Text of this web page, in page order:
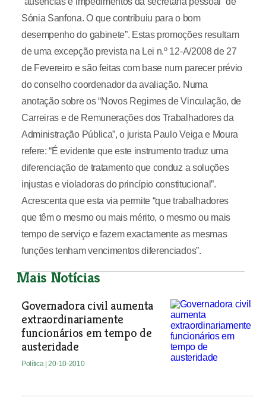
Sónia Sanfona. O que contribuiu para o bom
desempenho do gabinete”. Estas promoções resultam
de uma excepção prevista na Lei n.º 12-A/2008 de 27
de Fevereiro e são feitas com base num parecer prévio
do conselho coordenador da avaliação. Numa
anotação sobre os “Novos Regimes de Vinculação, de
Carreiras e de Remunerações dos Trabalhadores da
Administração Pública”, o jurista Paulo Veiga e Moura
refere: “É evidente que este instrumento traduz uma
diferenciação de tratamento que conduz a soluções
injustas e violadoras do princípio constitucional”.
Acrescenta que esta via permite “que trabalhadores
que têm o mesmo ou mais mérito, o mesmo ou mais
tempo de serviço e fazem exactamente as mesmas
funções tenham vencimentos diferenciados”.
Mais Notícias
Governadora civil aumenta
extraordinariamente
funcionários em tempo de
austeridade
Política | 20-10-2010